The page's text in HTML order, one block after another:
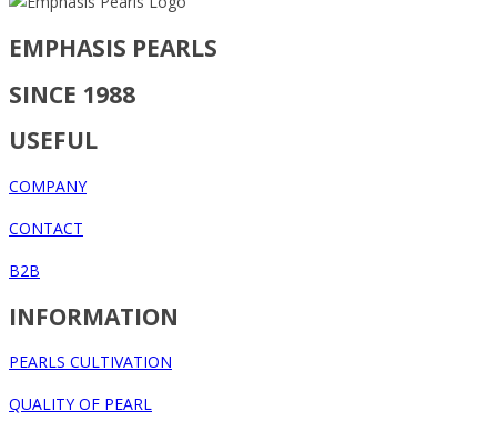
EMPHASIS PEARLS
SINCE 1988
USEFUL
COMPANY
CONTACT
B2B
INFORMATION
PEARLS CULTIVATION
QUALITY OF PEARL